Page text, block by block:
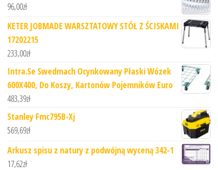
96,00zł
KETER JOBMADE WARSZTATOWY STÓŁ Z ŚCISKAMI
17202215
233,00zł
Intra.Se Swedmach Ocynkowany Płaski Wózek
600X400, Do Koszy, Kartonów Pojemników Euro
483,39zł
Stanley Fmc795B-Xj
569,69zł
Arkusz spisu z natury z podwójną wyceną 342-1
17,62zł